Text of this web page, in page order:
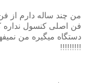
من چند ساله دارم از
فن اصلی کنسول نداره
دستگاه میگیره من
!!!!!!!!!